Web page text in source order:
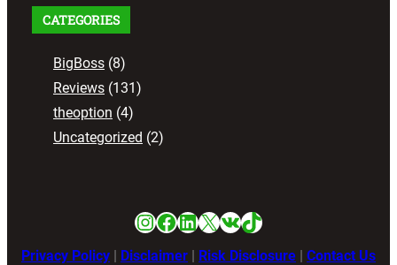
CATEGORIES
BigBoss (8)
Reviews (131)
theoption (4)
Uncategorized (2)
Instagram
Facebook
LinkedIn
X VKTikTok
Privacy Policy | Disclaimer | Risk Disclosure | Contact Us